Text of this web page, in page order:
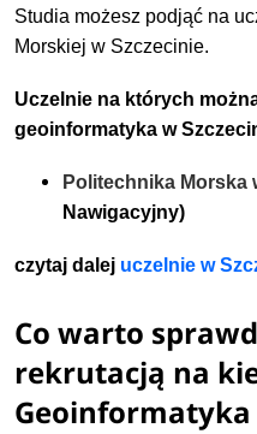
Studia możesz podjąć na
Morskiej w Szczecinie.
Uczelnie na których
geoinformatyka w
Politechnika Morska
Nawigacyjny)
czytaj dalej uczelnie w
Co warto
rekrutacją na
Geoinformatyka